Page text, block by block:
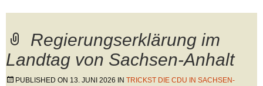
Regierungserklärung im
Landtag von Sachsen-Anhalt
PUBLISHED ON 13. JUNI 2026 IN TRICKST DIE CDU IN SACHSEN-